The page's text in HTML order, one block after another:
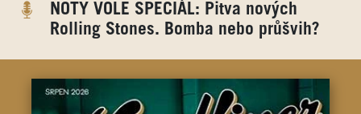
NOTY VOLE SPECIÁL: Pitva nových
Rolling Stones. Bomba nebo průšvih?